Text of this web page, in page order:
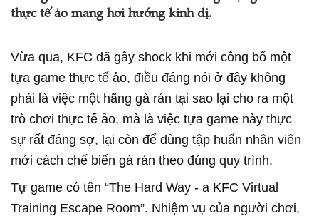
thực tế ảo mang hơi hướng kinh dị.
Vừa qua, KFC đã gây shock khi mới công bố một
tựa game thực tế ảo, điều đáng nói ở đây không
phải là việc một hãng gà rán tại sao lại cho ra một
trò chơi thực tế ảo, mà là việc tựa game này thực
sự rất đáng sợ, lại còn để dùng tập huấn nhân viên
mới cách chế biến gà rán theo đúng quy trình.
Tự game có tên “The Hard Way - a KFC Virtual
Training Escape Room”. Nhiệm vụ của người chơi,